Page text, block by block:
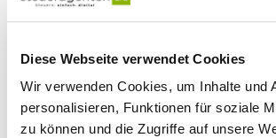
Diese Webseite verwendet Cookies
Wir verwenden Cookies, um Inhalte und
personalisieren, Funktionen für soziale
zu können und die Zugriffe auf unsere
Brand Deal, Affiliate, Gifted PR
AdSense-Auszahlung: Sie
und wissen, wie Ihre Einnahmen